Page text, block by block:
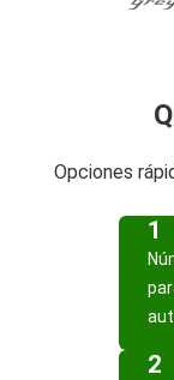
Opciones
1
2